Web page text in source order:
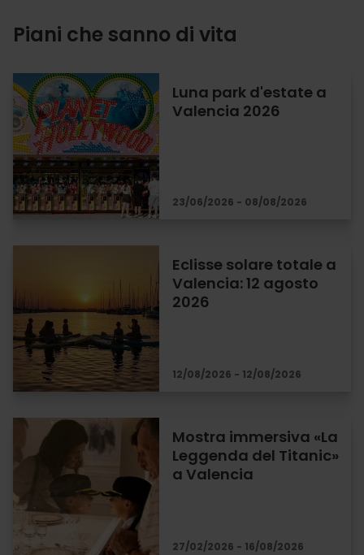
Piani che sanno di vita
Luna park d'estate a
Valencia 2026
23/06/2026 - 08/08/2026
Eclisse solare totale a
Valencia: 12 agosto
2026
12/08/2026 - 12/08/2026
Mostra immersiva «La
Leggenda del Titanic»
a Valencia
27/02/2026 - 16/08/2026